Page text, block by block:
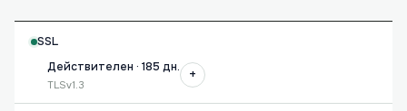
SSL
Действителен · 185 дн.
TLSv1.3
+